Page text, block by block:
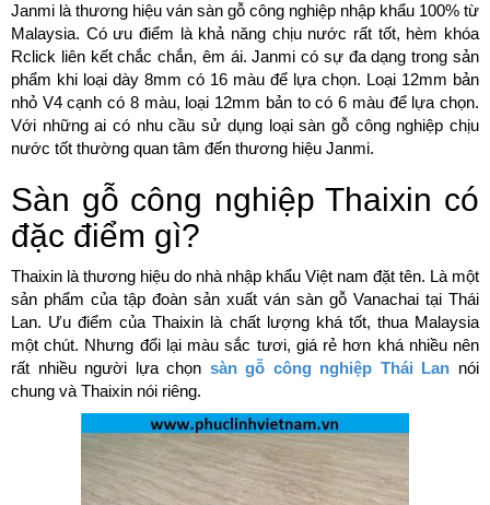
Janmi là thương hiệu ván sàn gỗ công nghiệp nhập khẩu 100% từ
Malaysia. Có ưu điểm là khả năng chịu nước rất tốt, hèm khóa
Rclick liên kết chắc chắn, êm ái. Janmi có sự đa dạng trong sản
phẩm khi loại dày 8mm có 16 màu để lựa chọn. Loại 12mm bản
nhỏ V4 cạnh có 8 màu, loại 12mm bản to có 6 màu để lựa chọn.
Với những ai có nhu cầu sử dụng loại sàn gỗ công nghiệp chịu
nước tốt thường quan tâm đến thương hiệu Janmi.
Sàn gỗ công nghiệp Thaixin có
đặc điểm gì?
Thaixin là thương hiệu do nhà nhập khẩu Việt nam đặt tên. Là một
sản phẩm của tập đoàn sản xuất ván sàn gỗ Vanachai tại Thái
Lan. Ưu điểm của Thaixin là chất lượng khá tốt, thua Malaysia
một chút. Nhưng đổi lại màu sắc tươi, giá rẻ hơn khá nhiều nên
rất nhiều người lựa chọn sàn gỗ công nghiệp Thái Lan nói
chung và Thaixin nói riêng.